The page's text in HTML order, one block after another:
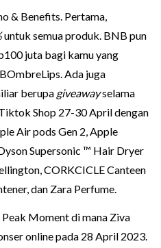
& Benefits. Pertama,
untuk semua produk. BNB pun
juta bagi kamu yang
Ada juga
berupa giveawayselama
Shop 27-30 April dengan
Air pods Gen 2, Apple
Supersonic ™ Hair Dryer
CORKCICLE Canteen
dan Zara Perfume.
Moment di mana Ziva
online pada 28 April 2023.